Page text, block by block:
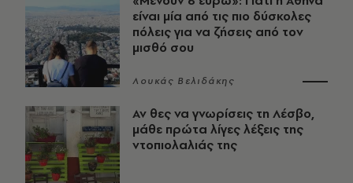
είναι μία από τις πιο δύσκολες
πόλεις για να ζήσεις από τον
μισθό σου
Λουκάς Βελιδάκης
Αν θες να γνωρίσεις τη Λέσβο,
μάθε πρώτα λίγες λέξεις της
ντοπιολαλιάς της